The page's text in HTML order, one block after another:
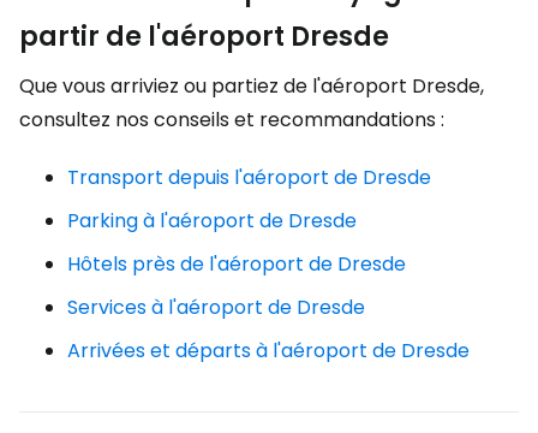
partir de l'aéroport Dresde
Que vous arriviez ou partiez de l'aéroport Dresde,
consultez nos conseils et recommandations :
Transport depuis l'aéroport de Dresde
Parking à l'aéroport de Dresde
Hôtels près de l'aéroport de Dresde
Services à l'aéroport de Dresde
Arrivées et départs à l'aéroport de Dresde